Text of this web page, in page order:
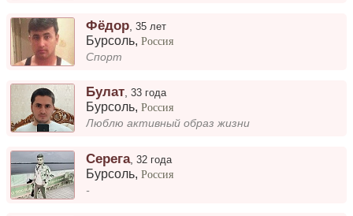
Фёдор ,35 лет
Бурсоль,Россия
Спорт
Булат,33 года
Бурсоль,Россия
Люблю активный образ жизни
Серега,32 года
Бурсоль,Россия
-